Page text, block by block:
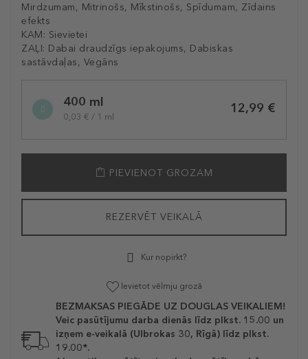
Mirdzumam, Mitrinošs, Mīkstinošs, Spīdumam, Zīdains
efekts
KAM: Sievietei
ZAĻI: Dabai draudzīgs iepakojums, Dabiskas
sastāvdaļas, Vegāns
variation400 ml
0,03 € / 1 ml
12,99 €
PIEVIENOT GROZAM
REZERVĒT VEIKALĀ
Kur nopirkt?
Ievietot vēlmju grozā
BEZMAKSAS PIEGĀDE UZ DOUGLAS VEIKALIEM!
Veic pasūtījumu darba dienās līdz plkst. 15.00 un
izņem e-veikalā (Ulbrokas 30, Rīgā) līdz plkst.
19.00*.